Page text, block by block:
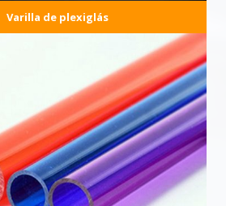
Varilla de plexiglás